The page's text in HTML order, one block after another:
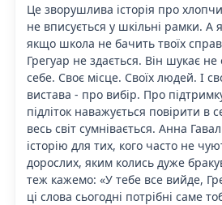
Це зворушлива історія про
не вписується у шкільні рамки. А
якщо школа не бачить твоїх
Грегуар не здається. Він шукає
себе. Своє місце. Своїх людей. І
вистава - про вибір. Про
підліток наважується повірити в
весь світ сумнівається. Анна
історію для тих, кого часто не
дорослих, яким колись дуже
теж кажемо: «У тебе все вийде,
ці слова сьогодні потрібні саме